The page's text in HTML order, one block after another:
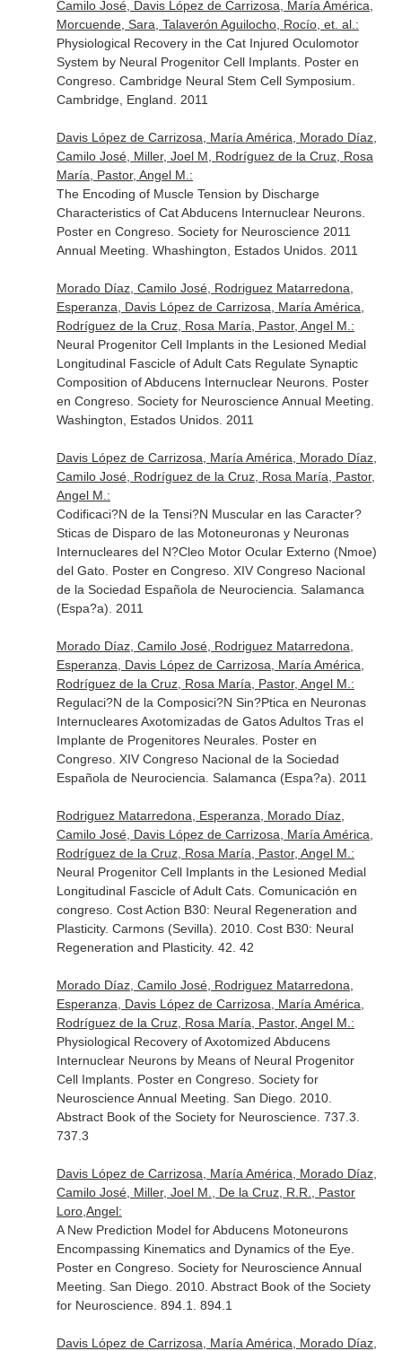
Camilo José, Davis López de Carrizosa, María América,
Morcuende, Sara, Talaverón Aguilocho, Rocío, et. al.:
Physiological Recovery in the Cat Injured Oculomotor
System by Neural Progenitor Cell Implants. Poster en
Congreso. Cambridge Neural Stem Cell Symposium.
Cambridge, England. 2011
Davis López de Carrizosa, María América, Morado Díaz,
Camilo José, Miller, Joel M, Rodríguez de la Cruz, Rosa
María, Pastor, Angel M.:
The Encoding of Muscle Tension by Discharge
Characteristics of Cat Abducens Internuclear Neurons.
Poster en Congreso. Society for Neuroscience 2011
Annual Meeting. Whashington, Estados Unidos. 2011
Morado Díaz, Camilo José, Rodriguez Matarredona,
Esperanza, Davis López de Carrizosa, María América,
Rodríguez de la Cruz, Rosa María, Pastor, Angel M.:
Neural Progenitor Cell Implants in the Lesioned Medial
Longitudinal Fascicle of Adult Cats Regulate Synaptic
Composition of Abducens Internuclear Neurons. Poster
en Congreso. Society for Neuroscience Annual Meeting.
Washington, Estados Unidos. 2011
Davis López de Carrizosa, María América, Morado Díaz,
Camilo José, Rodríguez de la Cruz, Rosa María, Pastor,
Angel M.:
Codificaci?N de la Tensi?N Muscular en las Caracter?
Sticas de Disparo de las Motoneuronas y Neuronas
Internucleares del N?Cleo Motor Ocular Externo (Nmoe)
del Gato. Poster en Congreso. XIV Congreso Nacional
de la Sociedad Española de Neurociencia. Salamanca
(Espa?a). 2011
Morado Díaz, Camilo José, Rodriguez Matarredona,
Esperanza, Davis López de Carrizosa, María América,
Rodríguez de la Cruz, Rosa María, Pastor, Angel M.:
Regulaci?N de la Composici?N Sin?Ptica en Neuronas
Internucleares Axotomizadas de Gatos Adultos Tras el
Implante de Progenitores Neurales. Poster en
Congreso. XIV Congreso Nacional de la Sociedad
Española de Neurociencia. Salamanca (Espa?a). 2011
Rodriguez Matarredona, Esperanza, Morado Díaz,
Camilo José, Davis López de Carrizosa, María América,
Rodríguez de la Cruz, Rosa María, Pastor, Angel M.:
Neural Progenitor Cell Implants in the Lesioned Medial
Longitudinal Fascicle of Adult Cats. Comunicación en
congreso. Cost Action B30: Neural Regeneration and
Plasticity. Carmons (Sevilla). 2010. Cost B30: Neural
Regeneration and Plasticity. 42. 42
Morado Díaz, Camilo José, Rodriguez Matarredona,
Esperanza, Davis López de Carrizosa, María América,
Rodríguez de la Cruz, Rosa María, Pastor, Angel M.:
Physiological Recovery of Axotomized Abducens
Internuclear Neurons by Means of Neural Progenitor
Cell Implants. Poster en Congreso. Society for
Neuroscience Annual Meeting. San Diego. 2010.
Abstract Book of the Society for Neuroscience. 737.3.
737.3
Davis López de Carrizosa, María América, Morado Díaz,
Camilo José, Miller, Joel M., De la Cruz, R.R., Pastor
Loro,Angel:
A New Prediction Model for Abducens Motoneurons
Encompassing Kinematics and Dynamics of the Eye.
Poster en Congreso. Society for Neuroscience Annual
Meeting. San Diego. 2010. Abstract Book of the Society
for Neuroscience. 894.1. 894.1
Davis López de Carrizosa, María América, Morado Díaz,